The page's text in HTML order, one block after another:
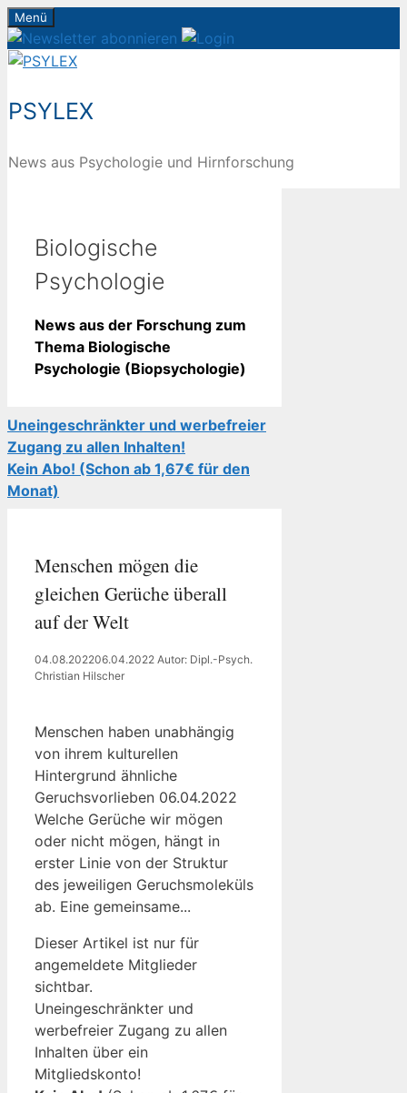
Zum
Inhalt
springen
Menü
PSYLEX
News aus Psychologie und Hirnforschung
Biologische
Psychologie
News aus der Forschung zum
Thema Biologische
Psychologie (Biopsychologie)
Uneingeschränkter und werbefreier
Zugang zu allen Inhalten!
Kein Abo! (Schon ab 1,67€ für den
Monat)
Menschen mögen die
gleichen Gerüche überall
auf der Welt
04.08.202206.04.2022 Autor: Dipl.-Psych.
Christian Hilscher
Menschen haben unabhängig
von ihrem kulturellen
Hintergrund ähnliche
Geruchsvorlieben 06.04.2022
Welche Gerüche wir mögen
oder nicht mögen, hängt in
erster Linie von der Struktur
des jeweiligen Geruchsmoleküls
ab. Eine gemeinsame...
Dieser Artikel ist nur für
angemeldete Mitglieder
sichtbar.
Uneingeschränkter und
werbefreier Zugang zu allen
Inhalten über ein
Mitgliedskonto!